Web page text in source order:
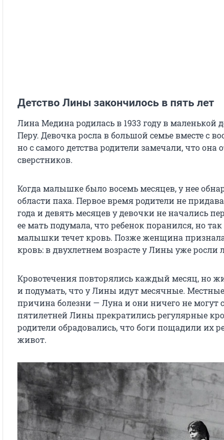
Детство Лины закончилось в пять лет
Лина Медина родилась в 1933 году в маленькой
Перу. Девочка росла в большой семье вместе с
но с самого детства родители замечали, что она
сверстников.
Когда малышке было восемь месяцев, у нее
области паха. Первое время родители не
года и девять месяцев у девочки не начались
ее мать подумала, что ребенок поранился, но
малышки течет кровь. Позже женщина
кровь: в двухлетнем возрасте у Лины уже росли
Кровотечения повторялись каждый месяц, но
и подумать, что у Лины идут месячные.
причина болезни — Луна и они ничего не могут
пятилетней Лины прекратились регулярные
родители обрадовались, что боги пощадили их
живот.